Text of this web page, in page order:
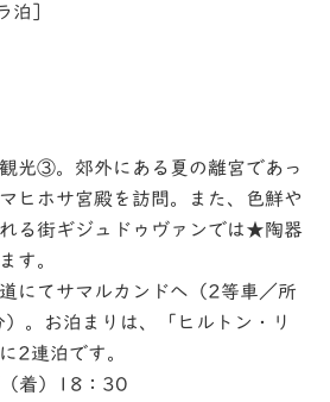
泊］
光③。郊外にある夏の離宮であっ
ヒホサ宮殿を訪問。また、色鮮や
る街ギジュドゥヴァンでは★陶器
す。
にてサマルカンドへ（2等車／所
。お泊まりは、「ヒルトン・リ
2連泊です。
（着）18：30